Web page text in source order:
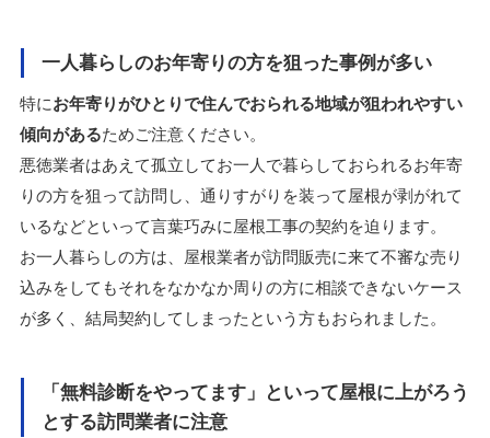
一人暮らしのお年寄りの方を狙った事例が多い
特にお年寄りがひとりで住んでおられる地域が狙われやすい
傾向があるためご注意ください。
悪徳業者はあえて孤立してお一人で暮らしておられるお年寄
りの方を狙って訪問し、通りすがりを装って屋根が剥がれて
いるなどといって言葉巧みに屋根工事の契約を迫ります。
お一人暮らしの方は、屋根業者が訪問販売に来て不審な売り
込みをしてもそれをなかなか周りの方に相談できないケース
が多く、結局契約してしまったという方もおられました。
「無料診断をやってます」といって屋根に上がろう
とする訪問業者に注意